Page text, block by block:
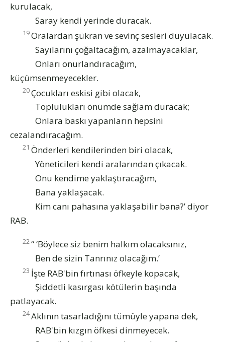
kurulacak,
Saray kendi yerinde duracak.
19Oralardan şükran ve sevinç sesleri duyulacak.
Sayılarını çoğaltacağım, azalmayacaklar,
Onları onurlandıracağım,
küçümsenmeyecekler.
20Çocukları eskisi gibi olacak,
Toplulukları önümde sağlam duracak;
Onlara baskı yapanların hepsini
cezalandıracağım.
21 Önderleri kendilerinden biri olacak,
Yöneticileri kendi aralarından çıkacak.
Onu kendime yaklaştıracağım,
Bana yaklaşacak.
Kim canı pahasına yaklaşabilir bana?’ diyor
RAB.
22“ ‘Böylece siz benim halkım olacaksınız,
Ben de sizin Tanrınız olacağım.’
23 İşte RAB'bin fırtınası öfkeyle kopacak,
Şiddetli kasırgası kötülerin başında
patlayacak.
24Aklının tasarladığını tümüyle yapana dek,
RAB'bin kızgın öfkesi dinmeyecek.